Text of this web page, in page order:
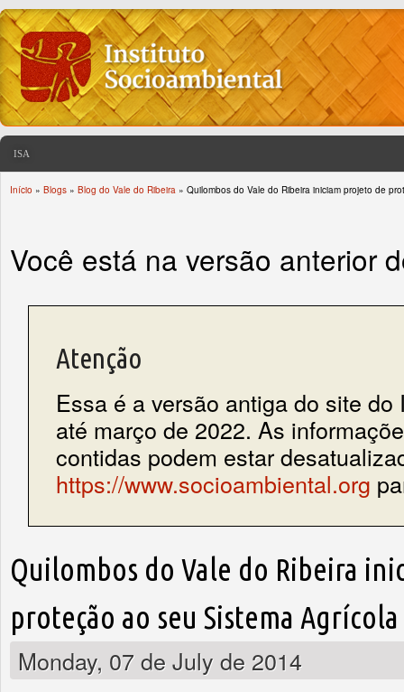
ISA
Início » Blogs » Blog do Vale do Ribeira » Quilombos do Vale do Ribeira iniciam projeto de
Você está na versão anterior
Atenção
Essa é a versão antiga do site do
até março de 2022. As
contidas podem estar
https://www.socioambiental.org
Quilombos do Vale do Ribeira
proteção ao seu Sistema
Monday, 07 de July de 2014